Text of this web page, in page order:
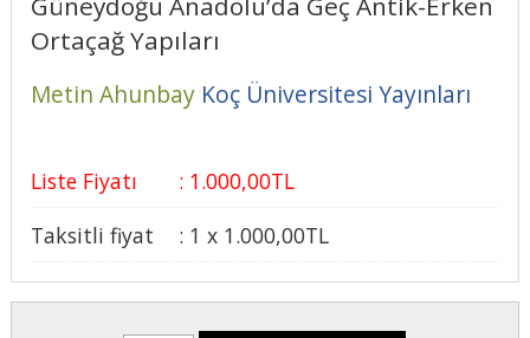
Ortaçağ Yapıları
Metin Ahunbay Koç Üniversitesi Yayınları
Liste Fiyatı : 1.000,00TL
Taksitli fiyat
: 1 x 1.000,00TL